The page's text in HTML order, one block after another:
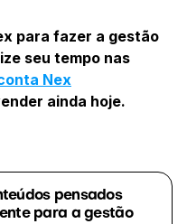
para fazer a gestão
seu tempo nas
Nex
ainda hoje.
pensados
para a gestão